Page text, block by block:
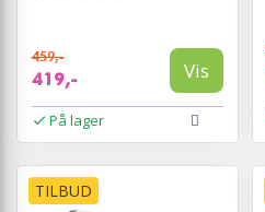
459,-
419,- Vis
På lager
TILBUD